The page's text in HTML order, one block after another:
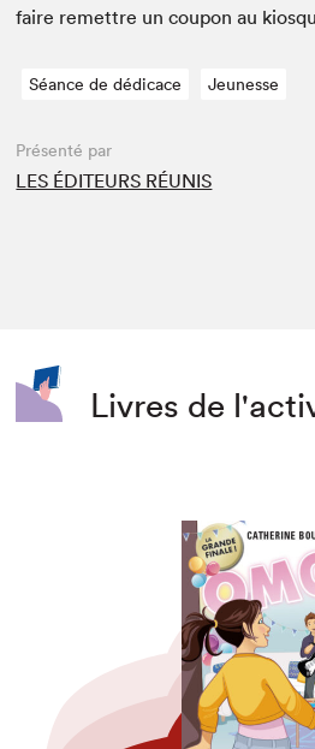
faire remet­tre un coupon au
Séance de dédicace Jeunesse
Présenté par
LES ÉDITEURS RÉUNIS
Livres de